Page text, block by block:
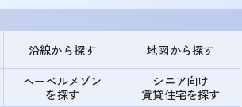
沿線から探す 地図から探す
ヘーベルメゾン
を探す
シニア向け
賃貸住宅を探す